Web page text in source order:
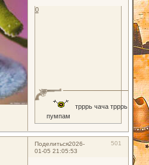
трррь чача трррь
пумпам
0
Поделиться 501
2026-
01-05 21:05:53